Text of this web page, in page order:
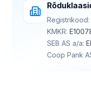
Registrikood:
KMKR:
SEB AS a/a:
Coop Pank